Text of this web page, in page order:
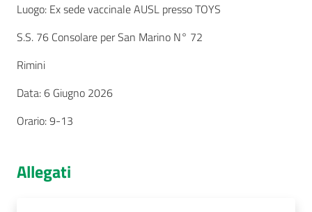
Seguici
su
Luogo: Ex sede vaccinale AUSL presso TOYS
S.S. 76 Consolare per San Marino N° 72
Rimini
Data: 6 Giugno 2026
Orario: 9-13
Allegati